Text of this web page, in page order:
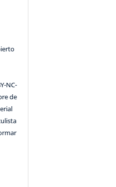
NC-
de